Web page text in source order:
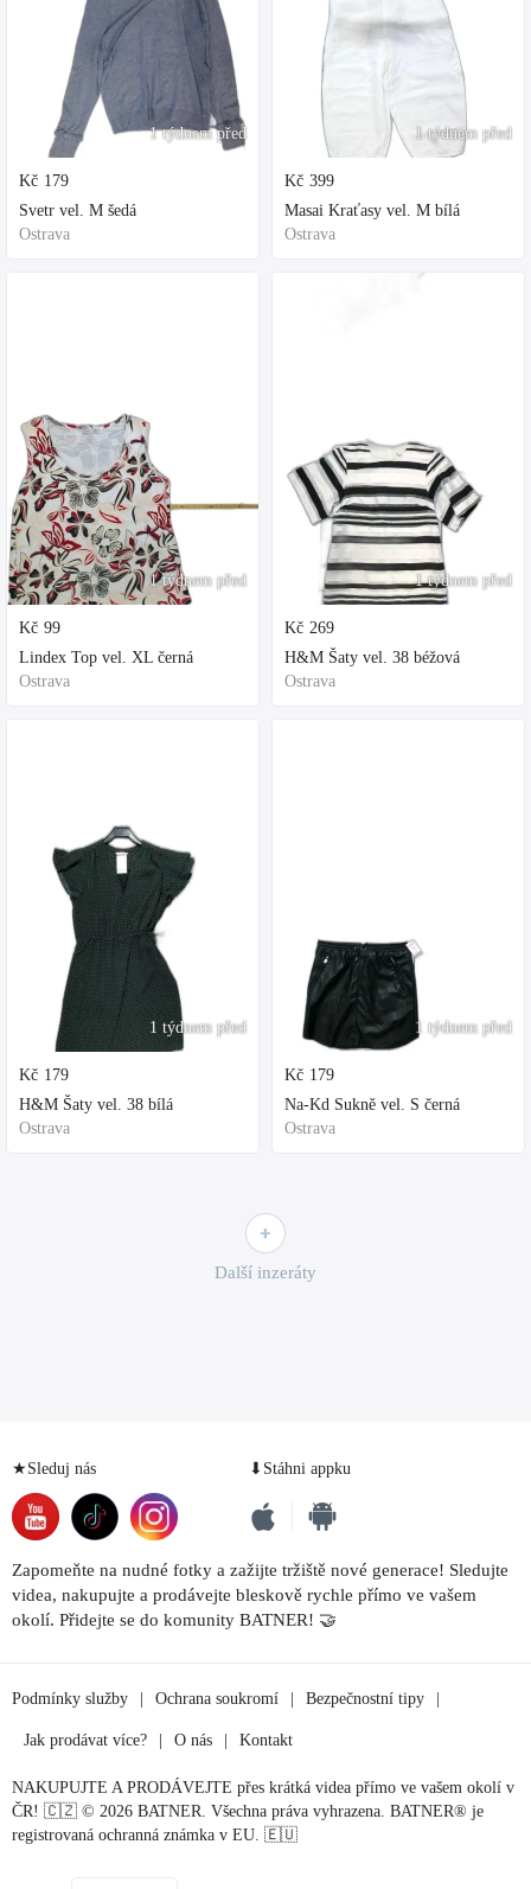
1 týdnem před
Kč 179
Svetr vel. M šedá
Ostrava
1 týdnem před
Kč 99
Lindex Top vel. XL černá
Ostrava
1 týdnem před
Kč 179
H&M Šaty vel. 38 bílá
Ostrava
1 týdnem před
Kč 399
Masai Kraťasy vel. M bílá
Ostrava
1 týdnem před
Kč 269
H&M Šaty vel. 38 béžová
Ostrava
1 týdnem před
Kč 179
Na-Kd Sukně vel. S černá
Ostrava
Další inzeráty
★Sleduj nás ⬇Stáhni appku
Zapomeňte na nudné fotky a zažijte tržiště nové generace! Sledujte
videa, nakupujte a prodávejte bleskově rychle přímo ve vašem
okolí. Přidejte se do komunity BATNER! 🤝
Podmínky služby Ochrana soukromí Bezpečnostní tipy
Jak prodávat více? O nás Kontakt
NAKUPUJTE A PRODÁVEJTE přes krátká videa přímo ve vašem okolí v
ČR! 🇨🇿 © 2026 BATNER. Všechna práva vyhrazena. BATNER® je
registrovaná ochranná známka v EU. 🇪🇺